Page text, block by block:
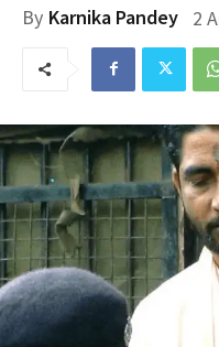
By Karnika Pandey 2